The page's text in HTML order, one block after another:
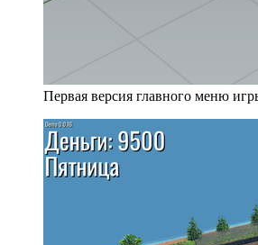
Первая версия главного меню